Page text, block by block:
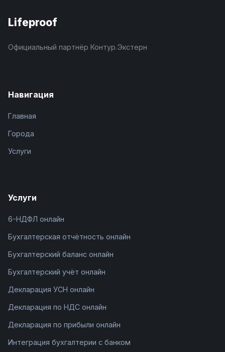
Lifeproof
Официальный партнёр Контур.Экстерн
Навигация
Главная
Города
Услуги
Услуги
6-НДФЛ онлайн
Бухгалтерская отчётность онлайн
Бухгалтерский баланс онлайн
Бухгалтерский учёт онлайн
Декларация УСН онлайн
Декларация по НДС онлайн
Декларация по прибыли онлайн
Интеграция бухгалтерии с банком